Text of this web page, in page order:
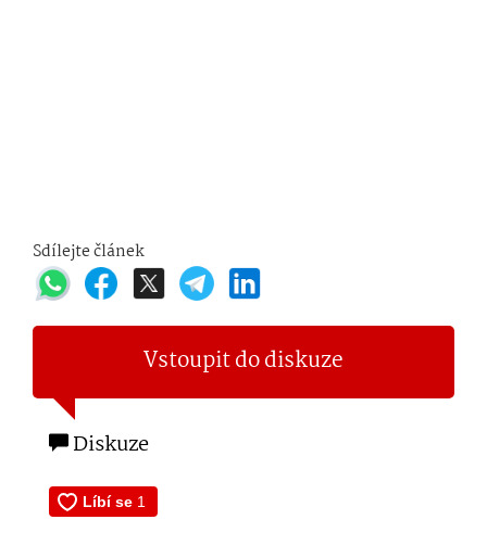
Sdílejte článek
Vstoupit do diskuze
Diskuze